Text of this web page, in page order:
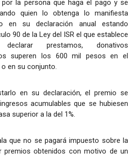
la persona que haga el pago y se
quien lo obtenga lo manifiesta
en su declaración anual estando
90 de la Ley del ISR el que establece
prestamos, donativos
superen los 600 mil pesos en el
en su conjunto.
en su declaración, el premio se
acumulables que se hubiesen
superior a la del 1%.
que no se pagará impuesto sobre la
premios obtenidos con motivo de un